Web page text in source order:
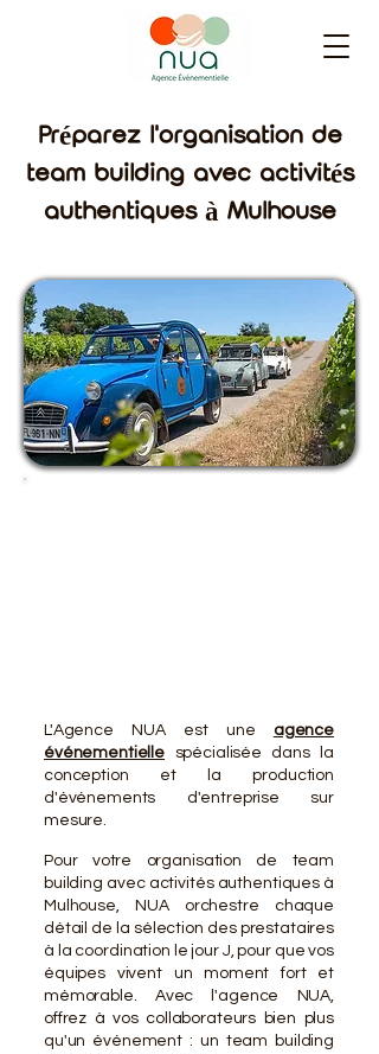
Préparez l'organisation de
team building avec activités
authentiques à Mulhouse
L'Agence NUA est une agence
événementielle
spécialisée dans la
conception et la production
d'événements d'entreprise sur
mesure.
Pour votre organisation de team
building avec activités authentiques à
Mulhouse, NUA orchestre chaque
détail de la sélection des prestataires
à la coordination le jour J, pour que vos
équipes vivent un moment fort et
mémorable. Avec l'agence NUA,
offrez à vos collaborateurs bien plus
qu'un événement : un team building